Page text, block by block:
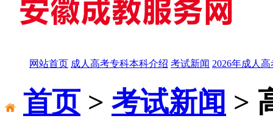
网站首页 成人高考专科本科介绍 考试新闻 2026年成人
首页> 考试新闻 >